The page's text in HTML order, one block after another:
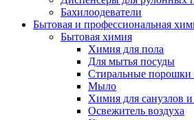
Бахилоодеватели
Бытовая и профессиональная
Бытовая химия
Химия для пола
Для мытья посуды
Стиральные порошки
Мыло
Химия для санузлов
Освежитель воздуха